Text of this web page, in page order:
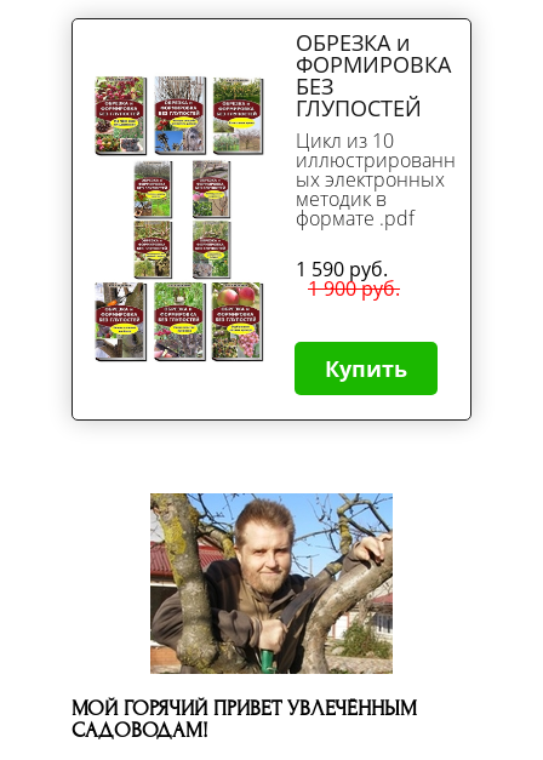
ОБРЕЗКА и
ФОРМИРОВКА
БЕЗ
ГЛУПОСТЕЙ
Цикл из 10
иллюстрированн
ых электронных
методик в
формате .pdf
1 590 руб.
1 900 руб.
Купить
МОЙ ГОРЯЧИЙ ПРИВЕТ УВЛЕЧЁННЫМ
САДОВОДАМ!